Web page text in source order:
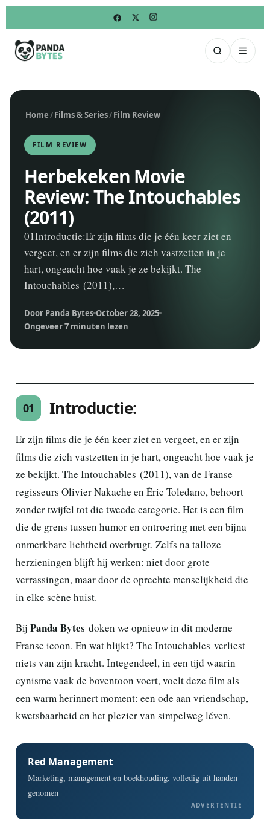
Home/Films & Series/Film Review
FILM REVIEW
Herbekeken Movie
Review: The Intouchables
(2011)
01Introductie:Er zijn films die je één keer ziet en
vergeet, en er zijn films die zich vastzetten in je
hart, ongeacht hoe vaak je ze bekijkt. The
Intouchables (2011),…
Door Panda Bytes October 28, 2025
Ongeveer 7 minuten lezen
01 Introductie:
Er zijn films die je één keer ziet en vergeet, en er zijn
films die zich vastzetten in je hart, ongeacht hoe vaak je
ze bekijkt. The Intouchables (2011), van de Franse
regisseurs Olivier Nakache en Éric Toledano, behoort
zonder twijfel tot die tweede categorie. Het is een film
die de grens tussen humor en ontroering met een bijna
onmerkbare lichtheid overbrugt. Zelfs na talloze
herzieningen blijft hij werken: niet door grote
verrassingen, maar door de oprechte menselijkheid die
in elke scène huist.
Bij Panda Bytes doken we opnieuw in dit moderne
Franse icoon. En wat blijkt? The Intouchables verliest
niets van zijn kracht. Integendeel, in een tijd waarin
cynisme vaak de boventoon voert, voelt deze film als
een warm herinnert moment: een ode aan vriendschap,
kwetsbaarheid en het plezier van simpelweg léven.
Red Management
Marketing, management en boekhouding, volledig uit handen
genomen
ADVERTENTIE